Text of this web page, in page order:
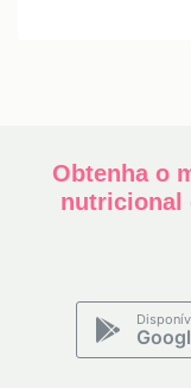
Obtenha o
nutricional